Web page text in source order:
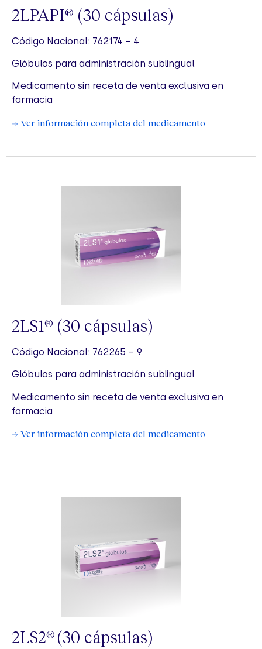
2LPAPI® (30 cápsulas)
Código Nacional: 762174 – 4
Glóbulos para administración sublingual
Medicamento sin receta de venta exclusiva en
farmacia
→ Ver información completa del medicamento
2LS1® (30 cápsulas)
Código Nacional: 762265 – 9
Glóbulos para administración sublingual
Medicamento sin receta de venta exclusiva en
farmacia
→ Ver información completa del medicamento
2LS2® (30 cápsulas)